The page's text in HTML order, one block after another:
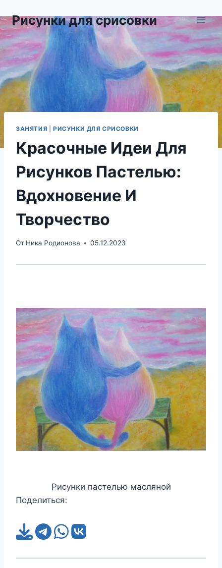
к
содержимому
Рисунки для срисовки
ЗАНЯТИЯ РИСУНКИ ДЛЯ СРИСОВКИ
Красочные Идеи Для
Рисунков Пастелью:
Вдохновение И
Творчество
От Ника Родионова 05.12.2023
Рисунки пастелью масляной
Поделиться: